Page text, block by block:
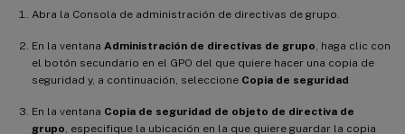
Abra la Consola de administración de directivas de grupo.
En la ventana Administración de directivas de grupo , haga clic con
el botón secundario en el GPO del que quiere hacer una copia de
seguridad y, a continuación, seleccione Copia de seguridad
En la ventana Copia de seguridad de objeto de directiva de
grupo , especifique la ubicación en la que quiere guardar la copia